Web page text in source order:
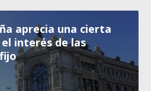
aprecia una cierta
interés de las